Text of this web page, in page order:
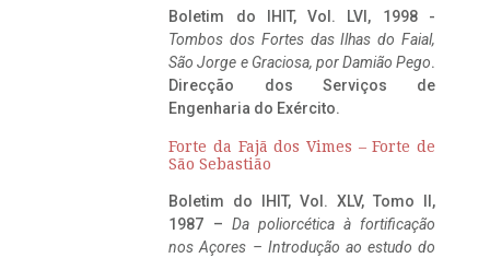
Boletim do IHIT, Vol. LVI, 1998 -
Tombos dos Fortes das Ilhas do Faial,
São Jorge e Graciosa, por Damião Pego.
Direcção dos Serviços de
Engenharia do Exército.
Forte da Fajã dos Vimes – Forte de
São Sebastião
Boletim do IHIT, Vol. XLV, Tomo II,
1987 – Da poliorcética à fortificação
nos Açores – Introdução ao estudo do